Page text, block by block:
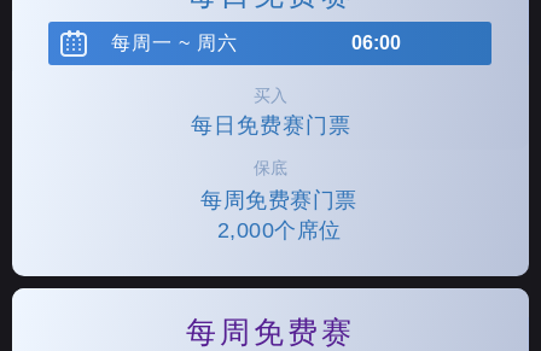
每周一 ~ 周六 06:00
买入
每日免费赛门票
保底
每周免费赛门票
2,000个席位
每周免费赛